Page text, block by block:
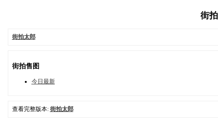
街
街拍太郎
街拍售图
今日最新
查看完整版本: 街拍太郎